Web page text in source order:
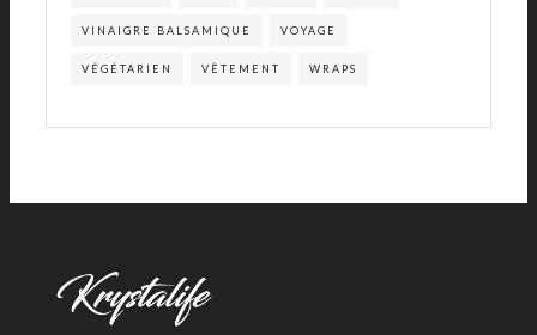
VINAIGRE BALSAMIQUE VOYAGE
VÉGÉTARIEN VÊTEMENT WRAPS